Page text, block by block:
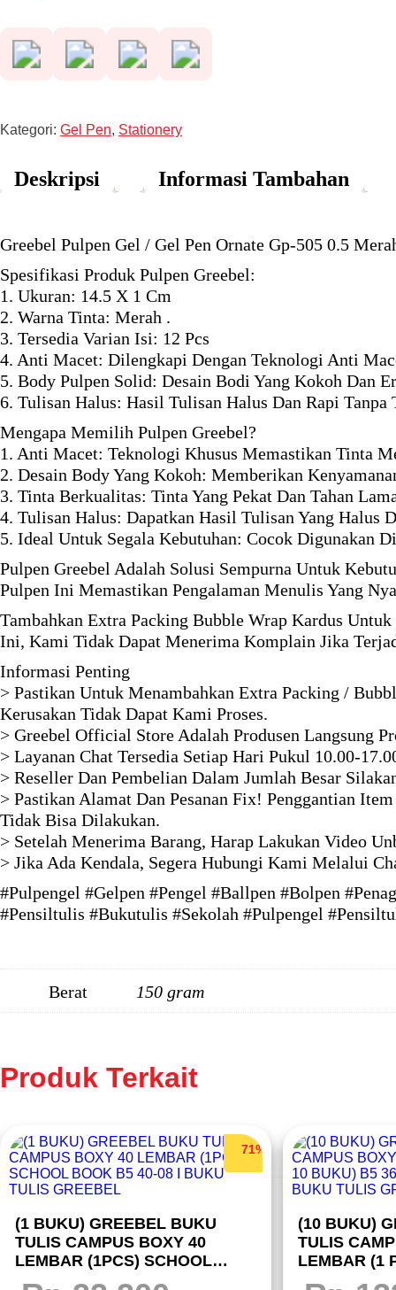
Kategori: Gel Pen, Stationery
Deskripsi Informasi Tambahan
Greebel Pulpen Gel / Gel Pen Ornate Gp-505 0.5
Spesifikasi Produk Pulpen Greebel:
1. Ukuran: 14.5 X 1 Cm
2. Warna Tinta: Merah .
3. Tersedia Varian Isi: 12 Pcs
4. Anti Macet: Dilengkapi Dengan Teknologi Anti
5. Body Pulpen Solid: Desain Bodi Yang Kokoh Dan
6. Tulisan Halus: Hasil Tulisan Halus Dan Rapi
Mengapa Memilih Pulpen Greebel?
1. Anti Macet: Teknologi Khusus Memastikan Tinta
2. Desain Body Yang Kokoh: Memberikan
3. Tinta Berkualitas: Tinta Yang Pekat Dan Tahan
4. Tulisan Halus: Dapatkan Hasil Tulisan Yang Halus
5. Ideal Untuk Segala Kebutuhan: Cocok Digunakan
Pulpen Greebel Adalah Solusi Sempurna Untuk
Pulpen Ini Memastikan Pengalaman Menulis Yang
Tambahkan Extra Packing Bubble Wrap Kardus
Ini, Kami Tidak Dapat Menerima Komplain Jika
Informasi Penting
> Pastikan Untuk Menambahkan Extra Packing /
Kerusakan Tidak Dapat Kami Proses.
> Greebel Official Store Adalah Produsen Langsung
> Layanan Chat Tersedia Setiap Hari Pukul 10.00-
> Reseller Dan Pembelian Dalam Jumlah Besar
> Pastikan Alamat Dan Pesanan Fix! Penggantian
Tidak Bisa Dilakukan.
> Setelah Menerima Barang, Harap Lakukan Video
> Jika Ada Kendala, Segera Hubungi Kami Melalui
#Pulpengel #Gelpen #Pengel #Ballpen #Bolpen
#Pensiltulis #Bukutulis #Sekolah #Pulpengel
Berat 150 gram
Produk Terkait
71%
(1 BUKU) GREEBEL BUKU
TULIS CAMPUS BOXY 40
LEMBAR (1PCS) SCHOOL
BOOK B5 40-08 I BUKU TULIS
(10 BUKU)
TULIS
LEMBAR (1
36-11